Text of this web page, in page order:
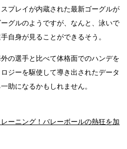
プレイが内蔵された最新ゴーグルが
グルのようですが、なんと、泳いで
自身が見ることができるそう。
の選手と比べて体格面でのハンデを
ジーを駆使して導き出されたデータ
助になるかもしれません。
ーニング！バレーボールの熱狂を加